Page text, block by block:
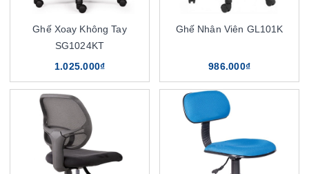
Ghế Xoay Không Tay
SG1024KT
1.025.000₫
Ghế Nhân Viên GL101K
986.000₫